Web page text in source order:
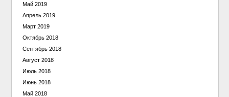
Май 2019
Апрель 2019
Март 2019
Октябрь 2018
Сентябрь 2018
Август 2018
Июль 2018
Июнь 2018
Май 2018